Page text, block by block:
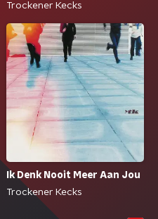
Trockener Kecks
Ik Denk Nooit Meer Aan Jou
Trockener Kecks